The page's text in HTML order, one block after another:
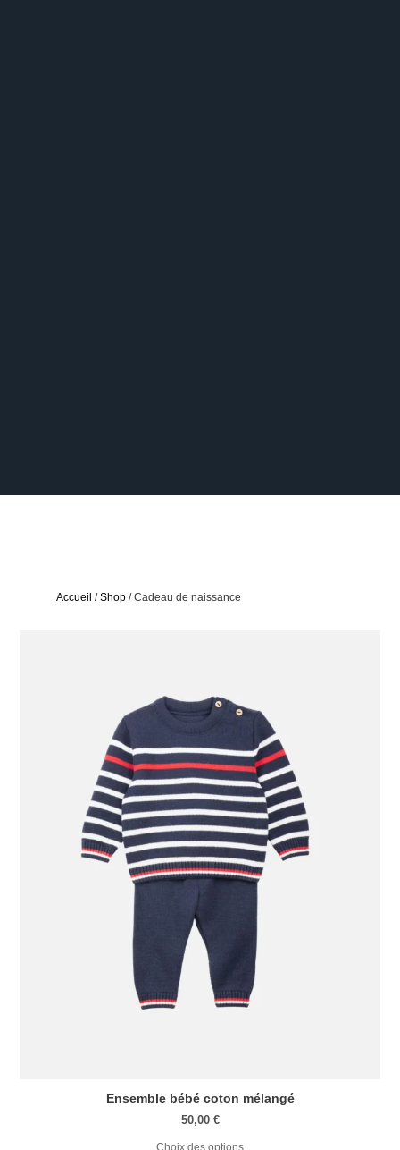
Accueil /Shop/ Cadeau de naissance
Ensemble bébé coton mélangé
50,00 €
Choix des options